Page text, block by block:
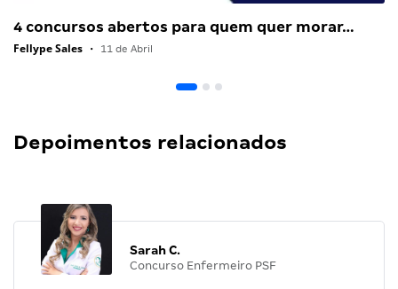
4 concursos abertos para quem quer morar…
Fellype Sales • 11 de Abril
Depoimentos relacionados
Sarah C.
Concurso Enfermeiro PSF